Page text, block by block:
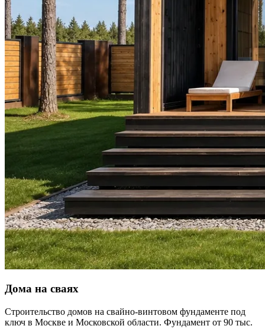
Дома на сваях
Строительство домов на свайно-винтовом фундаменте под
ключ в Москве и Московской области. Фундамент от 90 тыс.